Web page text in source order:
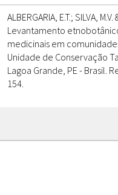
ALBERGARIA, E.T.; SILVA,
Levantamento
medicinais em
Unidade de Conservação
Lagoa Grande, PE - Brasil.
154.